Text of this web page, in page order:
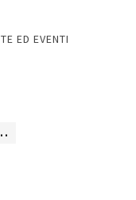
ED EVENTI